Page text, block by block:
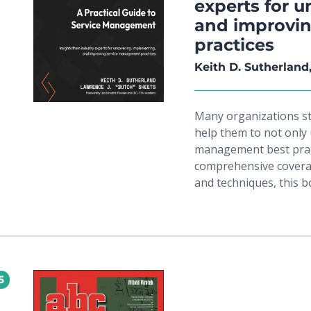
applications with
topics include
monitoring, and
equipped to solve
production-ready
experts for
and
practices
Keith D.
Many organizations
help them to not only
management best
comprehensive
and techniques, this
of a service provider.
approaches to learn
catering to diverse